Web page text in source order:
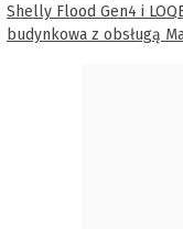
Shelly Flood Gen4 i
budynkowa z obsługą